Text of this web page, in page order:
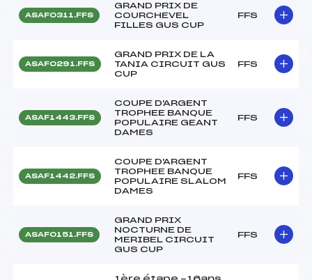
ASAF0311.FFS
GRAND PRIX DE
COURCHEVEL
FILLES GUS CUP
FFS
ASAF0291.FFS
GRAND PRIX DE LA
TANIA CIRCUIT GUS
CUP
FFS
ASAF1443.FFS
COUPE D'ARGENT
TROPHEE BANQUE
POPULAIRE GEANT
DAMES
FFS
ASAF1442.FFS
COUPE D'ARGENT
TROPHEE BANQUE
POPULAIRE SLALOM
DAMES
FFS
ASAF0151.FFS
GRAND PRIX
NOCTURNE DE
MERIBEL CIRCUIT
GUS CUP
FFS
1ère étape -16ans